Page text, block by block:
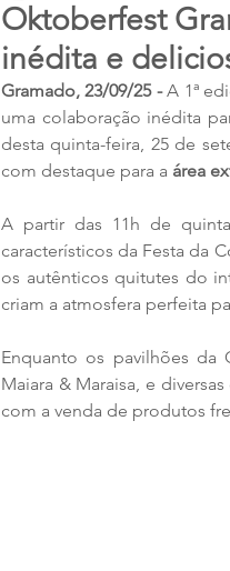
Oktoberfest
inédita e
Gramado, 23/09/25 - A 1ª
uma colaboração inédita
desta quinta-feira, 25 de
com destaque para a área
A partir das 11h de
característicos da Festa da
os autênticos quitutes do
criam a atmosfera perfeita
Enquanto os pavilhões da
Maiara & Maraisa, e
com a venda de produtos